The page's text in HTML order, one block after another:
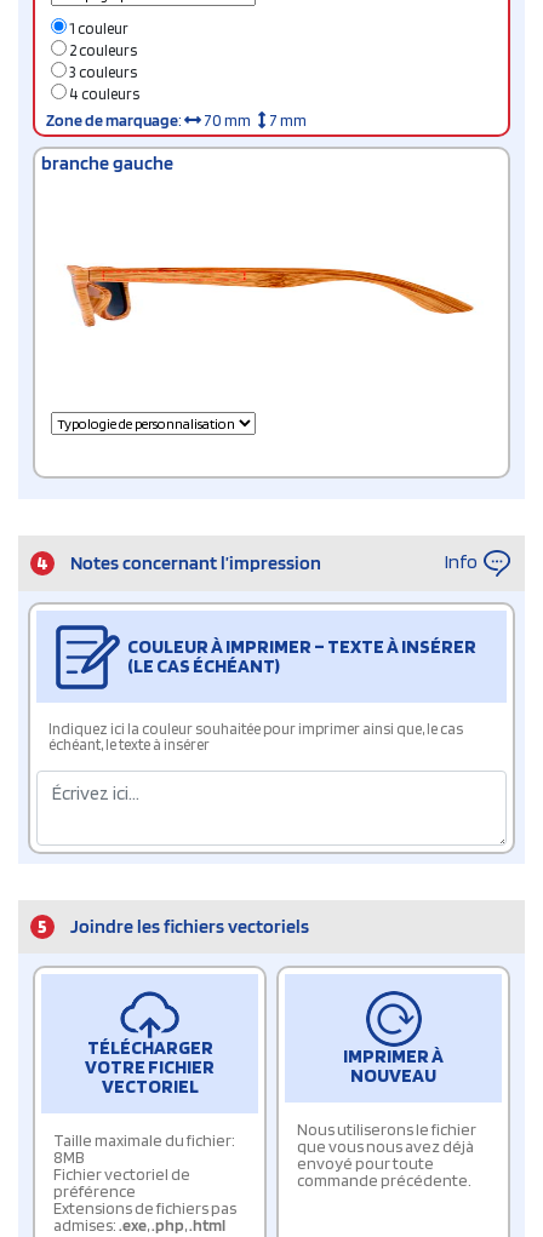
1 couleur
2 couleurs
3 couleurs
4 couleurs
Zone de marquage: 70 mm 7 mm
branche gauche
4 Notes concernant l’impression Info
COULEUR À IMPRIMER – TEXTE À INSÉRER
(LE CAS ÉCHÉANT)
Indiquez ici la couleur souhaitée pour imprimer ainsi que, le cas
échéant, le texte à insérer
5 Joindre les fichiers vectoriels
TÉLÉCHARGER
VOTRE FICHIER
VECTORIEL
Taille maximale du fichier:
8MB
Fichier vectoriel de
préférence
Extensions de fichiers pas
admises:.exe,.php,.html
IMPRIMER À
NOUVEAU
Nous utiliserons le fichier
que vous nous avez déjà
envoyé pour toute
commande précédente.